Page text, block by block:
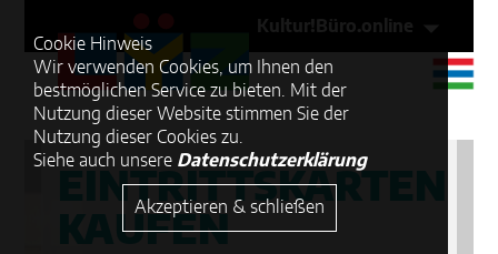
Cookie Hinweis
Wir verwenden Cookies, um Ihnen den
bestmöglichen Service zu bieten. Mit der
Nutzung dieser Website stimmen Sie der
Nutzung dieser Cookies zu.
Siehe auch unsere Datenschutzerklärung
Akzeptieren & schließen
Kultur!Büro.online
EINTRITTSKARTEN
KAUFEN